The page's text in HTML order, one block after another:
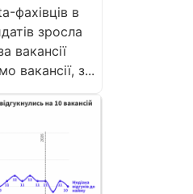
фахівців в
зросла
вакансії
вакансії, з...